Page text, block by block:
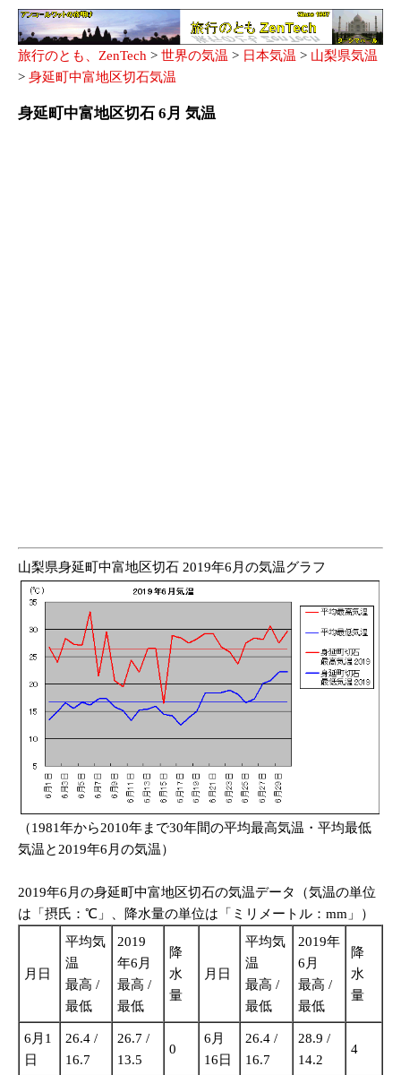
旅行のとも、ZenTech > 世界の気温 > 日本気温 > 山梨県気温
> 身延町中富地区切石気温
身延町中富地区切石 6月 気温
山梨県身延町中富地区切石 2019年6月の気温グラフ
（1981年から2010年まで30年間の平均最高気温・平均最低
気温と2019年6月の気温）
2019年6月の身延町中富地区切石の気温データ（気温の単位
は「摂氏：℃」、降水量の単位は「ミリメートル：mm」）
月日
平均気
温
最高 /
最低
2019
年6月
最高 /
最低
降
水
量
月日
平均気
温
最高 /
最低
2019年
6月
最高 /
最低
降
水
量
6月1
日
26.4 /
16.7
26.7 /
13.5
0
6月
16日
26.4 /
16.7
28.9 /
14.2
4